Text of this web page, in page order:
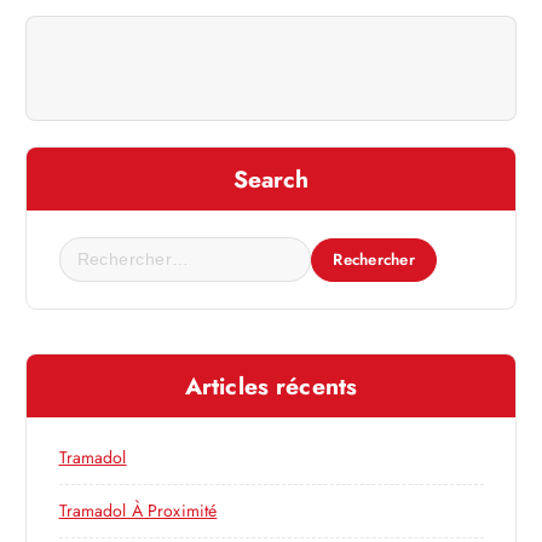
g
a
t
i
n
Search
R
e
c
e
c
e
r
Articles récents
Tramadol
Tramadol À Proximité